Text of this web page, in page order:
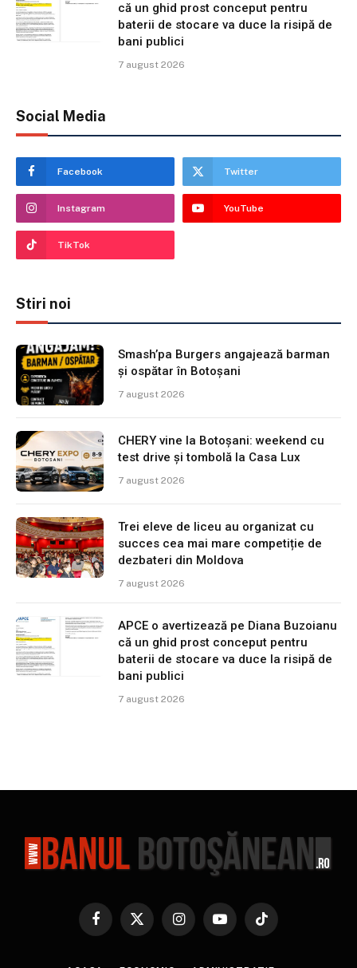
că un ghid prost conceput pentru
baterii de stocare va duce la risipă de
bani publici
7 august 2026
Social Media
Facebook Twitter
Instagram YouTube
TikTok
Stiri noi
Smash’pa Burgers angajează barman
și ospătar în Botoșani
7 august 2026
CHERY vine la Botoșani: weekend cu
test drive și tombolă la Casa Lux
7 august 2026
Trei eleve de liceu au organizat cu
succes cea mai mare competiție de
dezbateri din Moldova
7 august 2026
APCE o avertizează pe Diana Buzoianu
că un ghid prost conceput pentru
baterii de stocare va duce la risipă de
bani publici
7 august 2026
Facebook
X
InstagramYouTubeTikTok